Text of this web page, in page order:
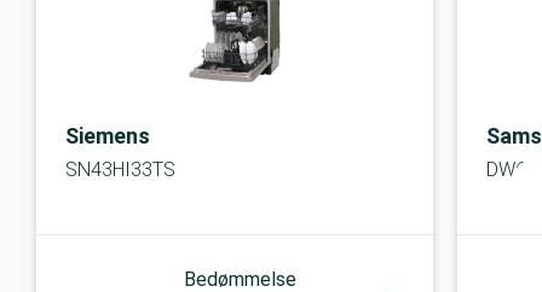
Siemens
SN43HI33TS
Bedømmelse